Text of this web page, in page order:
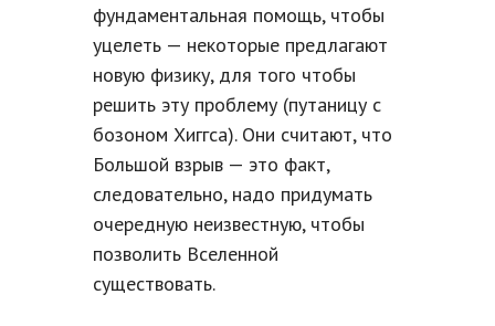
фундаментальная помощь, чтобы
уцелеть — некоторые предлагают
новую физику, для того чтобы
решить эту проблему (путаницу с
бозоном Хиггса). Они считают, что
Большой взрыв — это факт,
следовательно, надо придумать
очередную неизвестную, чтобы
позволить Вселенной
существовать.